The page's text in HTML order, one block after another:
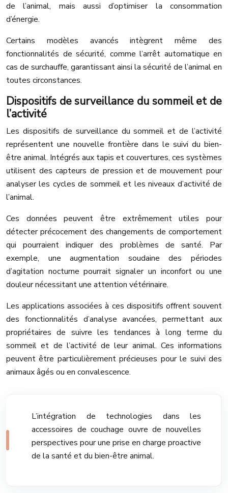
de l’animal, mais aussi d’optimiser la consommation
d’énergie.
Certains modèles avancés intègrent même des
fonctionnalités de sécurité, comme l’arrêt automatique en
cas de surchauffe, garantissant ainsi la sécurité de l’animal en
toutes circonstances.
Dispositifs de surveillance du sommeil et de
l’activité
Les dispositifs de surveillance du sommeil et de l’activité
représentent une nouvelle frontière dans le suivi du bien-
être animal. Intégrés aux tapis et couvertures, ces systèmes
utilisent des capteurs de pression et de mouvement pour
analyser les cycles de sommeil et les niveaux d’activité de
l’animal.
Ces données peuvent être extrêmement utiles pour
détecter précocement des changements de comportement
qui pourraient indiquer des problèmes de santé. Par
exemple, une augmentation soudaine des périodes
d’agitation nocturne pourrait signaler un inconfort ou une
douleur nécessitant une attention vétérinaire.
Les applications associées à ces dispositifs offrent souvent
des fonctionnalités d’analyse avancées, permettant aux
propriétaires de suivre les tendances à long terme du
sommeil et de l’activité de leur animal. Ces informations
peuvent être particulièrement précieuses pour le suivi des
animaux âgés ou en convalescence.
L’intégration de technologies dans les
accessoires de couchage ouvre de nouvelles
perspectives pour une prise en charge proactive
de la santé et du bien-être animal.